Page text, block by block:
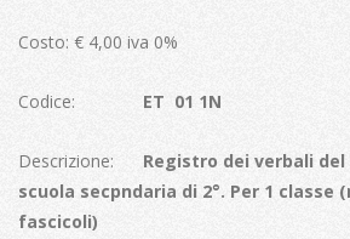
Costo: € 4,00 iva 0%
Codice: ET 01 1N
Descrizione:
Registro dei verbali
scuola secpndaria di 2°. Per 1 classe
fascicoli)